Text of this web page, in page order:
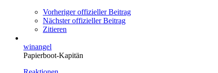
Vorheriger offizieller Beitrag
Nächster offizieller Beitrag
Zitieren
winangel
Papierboot-Kapitän